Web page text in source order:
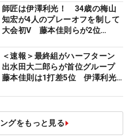
師匠は伊澤利光！ 34歳の梅山
知宏が4人のプレーオフを制して
大会初V 藤本佳則らが2位
＜速報＞最終組がハーフターン
出水田大二郎らが首位グループ
藤本佳則は1打差5位 伊澤利光
JOYX OPEN】
グをもっと見る